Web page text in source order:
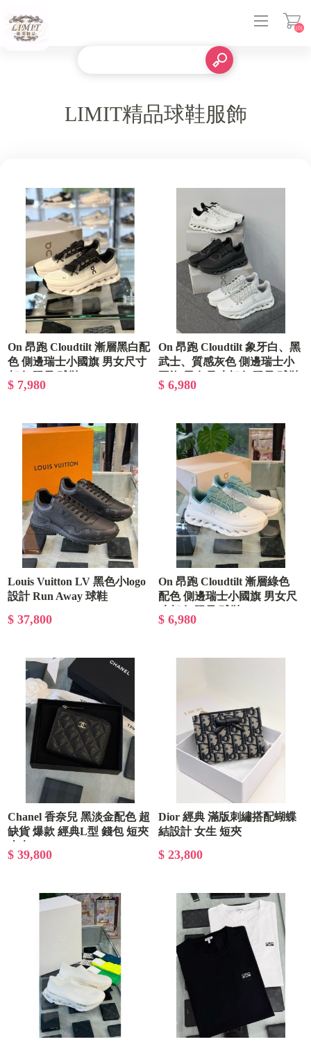
(0)
LIMIT精品球鞋服飾
On 昂跑 Cloudtilt 漸層黑白配
色 側邊瑞士小國旗 男女尺寸
$ 7,980
On 昂跑 Cloudtilt 象牙白、黑
武士、質感灰色 側邊瑞士小
$ 6,980
Louis Vuitton LV 黑色小logo
設計 Run Away 球鞋
$ 37,800
On 昂跑 Cloudtilt 漸層綠色
配色 側邊瑞士小國旗 男女尺
$ 6,980
Chanel 香奈兒 黑淡金配色 超
缺貨 爆款 經典L型 錢包 短夾
$ 39,800
Dior 經典 滿版刺繡搭配蝴蝶
結設計 女生 短夾
$ 23,800